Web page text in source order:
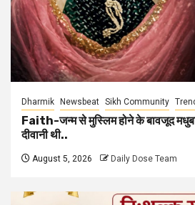
Dharmik Newsbeat Sikh Community
Faith-जन्म से मुस्लिम होने के बावजूद
दीवानी थी..
August 5, 2026 Daily Dose Team